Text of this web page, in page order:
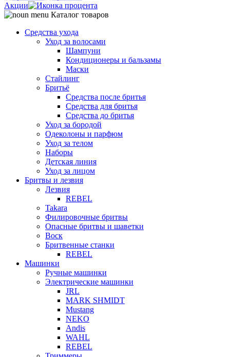
Акции
Каталог товаров
Средства ухода
Уход за волосами
Шампуни
Кондиционеры и бальзамы
Маски
Стайлинг
Бритьё
Средства после бритья
Средства для бритья
Средства до бритья
Уход за бородой
Одеколоны и парфюм
Уход за телом
Наборы
Детская линия
Уход за лицом
Бритвы и лезвия
Лезвия
REBEL
Takara
Филировочные бритвы
Опасные бритвы и шаветки
Воск
Бритвенные станки
REBEL
Машинки
Ручные машинки
Электрические машинки
JRL
MARK SHMIDT
Mustang
NEKO
Andis
WAHL
REBEL